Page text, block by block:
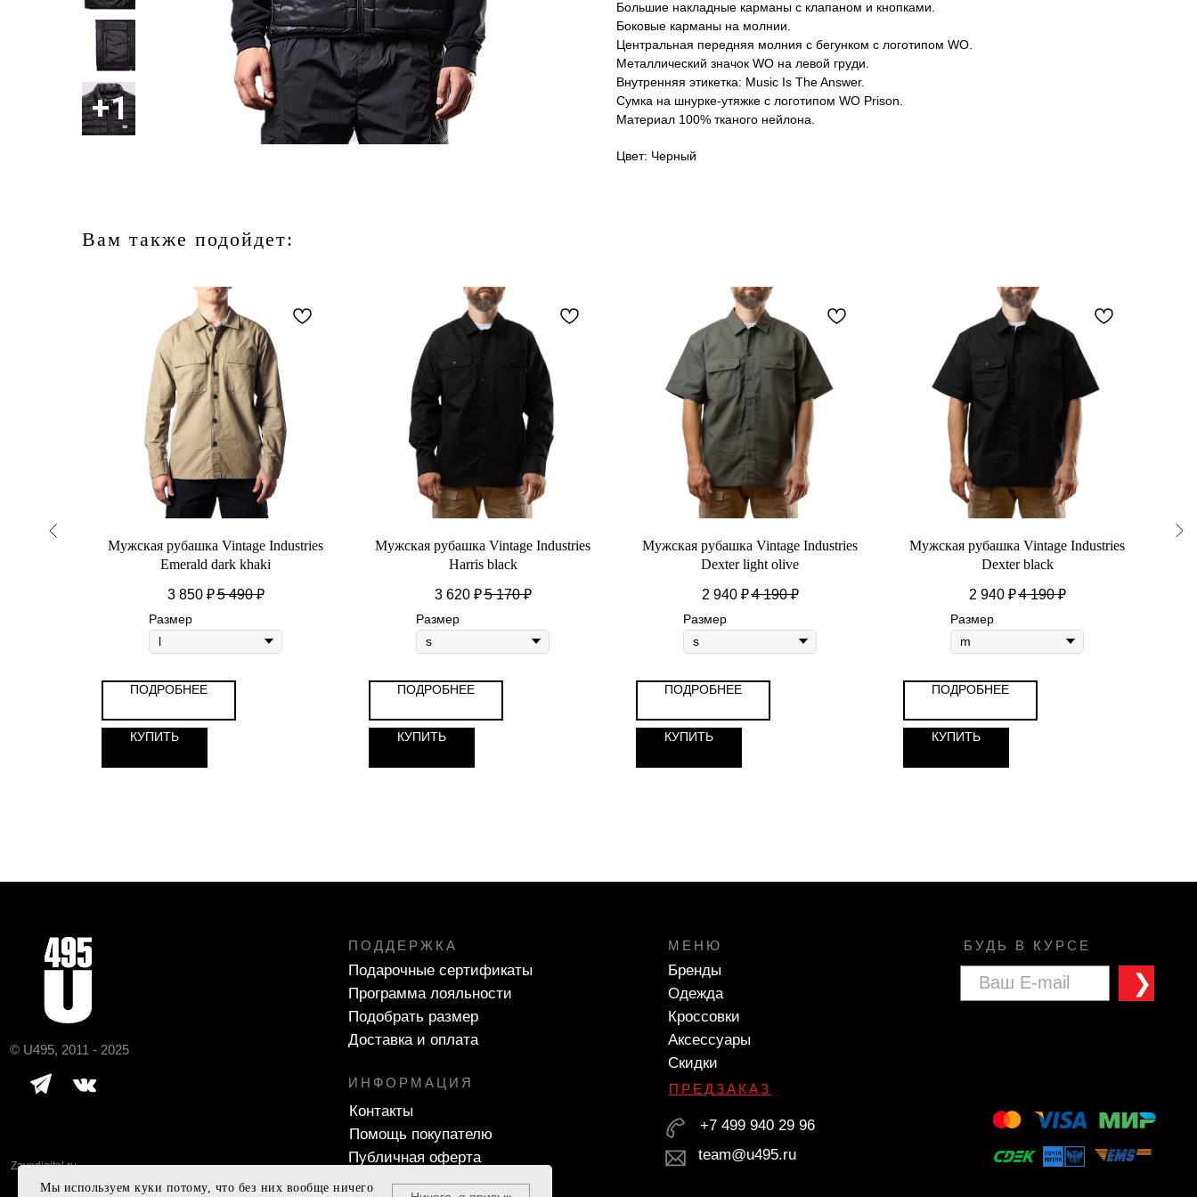
Большие накладные карманы с клапаном и кнопками.
Боковые карманы на молнии.
Центральная передняя молния с бегунком с логотипом WO.
Металлический значок WO на левой груди.
Внутренняя этикетка: Music Is The Answer.
Сумка на шнурке-утяжке с логотипом WO Prison.
Материал 100% тканого нейлона.
Цвет: Черный
Вам также подойдет:
Мужская рубашка Vintage Industries
Emerald dark khaki
3 850 ₽5 490 ₽
Размер
ПОДРОБНЕЕ
КУПИТЬ
Мужская рубашка Vintage Industries
Harris black
3 620 ₽5 170 ₽
Размер
ПОДРОБНЕЕ
КУПИТЬ
Мужская рубашка Vintage Industries
Dexter light olive
2 940 ₽4 190 ₽
Размер
ПОДРОБНЕЕ
КУПИТЬ
Мужская рубашка Vintage Industries
Dexter black
2 940 ₽4 190 ₽
Размер
ПОДРОБНЕЕ
КУПИТЬ
❯
© U495, 2011 - 2025
Zavodigital.ru
ПОДДЕРЖКА
ИНФОРМАЦИЯ
МЕНЮ
Контакты
Помощь покупателю
Подарочные сертификаты
Программа лояльности
Подобрать размер
Доставка и оплата
Бренды
Одежда
Кроссовки
Аксессуары
Скидки
Публичная оферта team@u495.ru
+7 499 940 29 96
БУДЬ В КУРСЕ
ПРЕДЗАКАЗ
Мы используем куки потому, что без них вообще ничего